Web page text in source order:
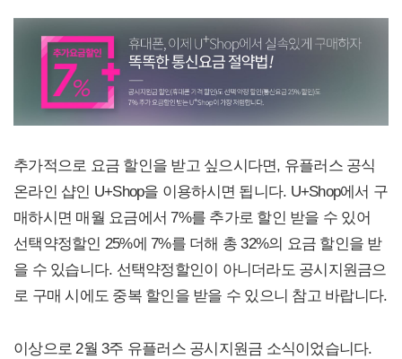
추가적으로 요금 할인을 받고 싶으시다면, 유플러스 공식
온라인 샵인 U+Shop을 이용하시면 됩니다. U+Shop에서 구
매하시면 매월 요금에서 7%를 추가로 할인 받을 수 있어
선택약정할인 25%에 7%를 더해 총 32%의 요금 할인을 받
을 수 있습니다. 선택약정할인이 아니더라도 공시지원금으
로 구매 시에도 중복 할인을 받을 수 있으니 참고 바랍니다.
이상으로 2월 3주 유플러스 공시지원금 소식이었습니다.